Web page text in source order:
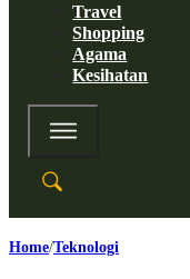
Travel
Shopping
Agama
Kesihatan
Home Teknologi